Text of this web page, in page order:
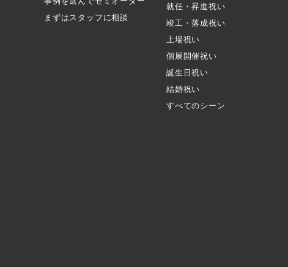
まずはスタッフに相談
就任・昇進祝い
竣工・落成祝い
上場祝い
個展開催祝い
誕生日祝い
結婚祝い
すべてのシーン